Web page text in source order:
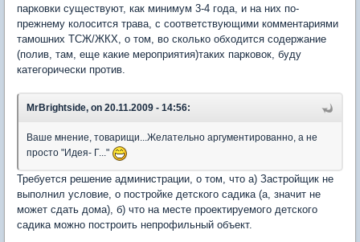
парковки существуют, как минимум 3-4 года, и на них по-
прежнему колосится трава, с соответствующими комментариями
тамошних ТСЖ/ЖКХ, о том, во сколько обходится содержание
(полив, там, еще какие мероприятия)таких парковок, буду
категорически против.
MrBrightside, on 20.11.2009 - 14:56:
Ваше мнение, товарищи...Желательно аргументированно, а не
просто "Идея- Г..."
Требуется решение администрации, о том, что а) Застройщик не
выполнил условие, о постройке детского садика (а, значит не
может сдать дома), б) что на месте проектируемого детского
садика можно построить непрофильный объект.